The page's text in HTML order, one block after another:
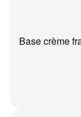
Base crème